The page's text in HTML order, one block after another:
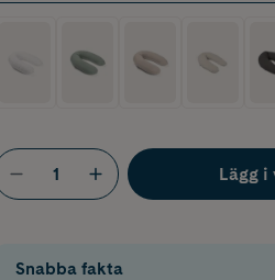
Lägg i
Snabba fakta